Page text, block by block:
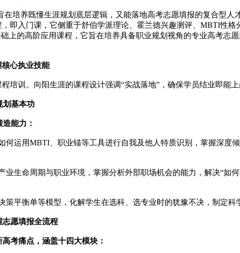
在培养既懂生涯规划底层逻辑，又能落地高考志愿填报的复合型人
即入门课，它侧重于舒伯学派理论、霍兰德兴趣测评、MBTI性格
上的高阶应用课程，它旨在培养具备职业规划视角的专业高考志
心执业技能
培训。向阳生涯的课程设计强调“实战落地”，确保学员结业即能上
划基本功
能力：
何运用MBTI、职业锚等工具进行自我及他人特质识别，掌握深度
业生命周期与职业环境，掌握分析外部职场机会的能力，解决“如
策平衡单等模型，化解学生在选科、选专业时的犹豫不决，制定科
志愿填报全流程
考痛点，涵盖十四大模块：